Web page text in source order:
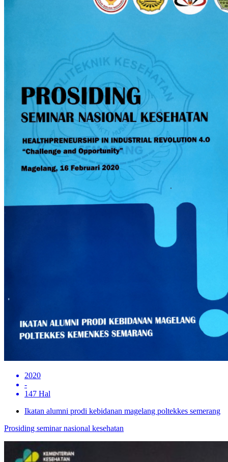
2020
-
147 Hal
Ikatan alumni prodi kebidanan magelang poltekkes semerang
Prosiding seminar nasional kesehatan